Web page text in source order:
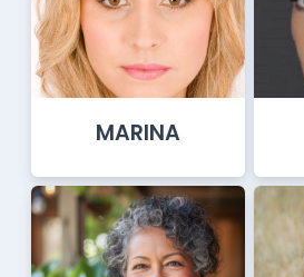
MARINA